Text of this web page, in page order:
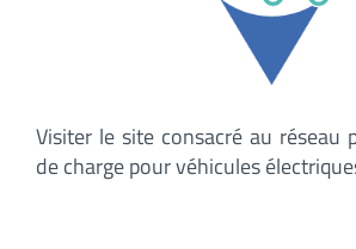
Visiter le site consacré au réseau
de charge pour véhicules